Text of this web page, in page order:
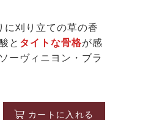
刈り立ての草の香
と タイトな骨格が感
ーヴィニヨン・ブラ
カートに入れる